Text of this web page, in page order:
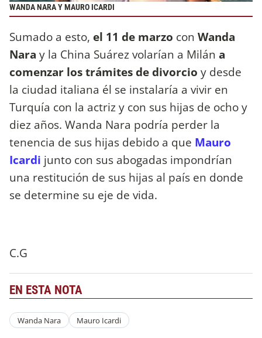
WANDA NARA Y MAURO ICARDI
Sumado a esto, el 11 de marzo con Wanda
Nara y la China Suárez volarían a Milán a
comenzar los trámites de divorcio y desde
la ciudad italiana él se instalaría a vivir en
Turquía con la actriz y con sus hijas de ocho y
diez años. Wanda Nara podría perder la
tenencia de sus hijas debido a que Mauro
Icardi junto con sus abogadas impondrían
una restitución de sus hijas al país en donde
se determine su eje de vida.
C.G
EN ESTA NOTA
Wanda Nara Mauro Icardi